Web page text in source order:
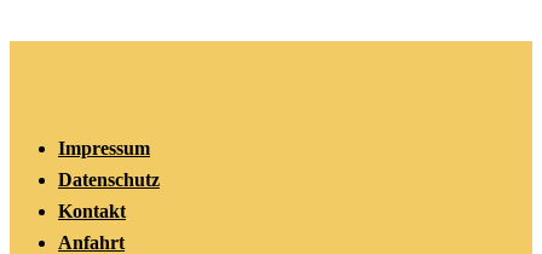
Impressum
Datenschutz
Kontakt
Anfahrt